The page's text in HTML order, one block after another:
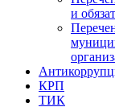
и
КРП
ТИК